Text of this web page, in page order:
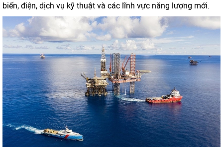
biến, điện, dịch vụ kỹ thuật và các lĩnh vực năng lượng mới.